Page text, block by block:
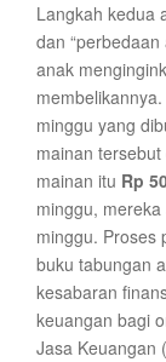
Langkah kedua
dan
anak
minggu yang
mainan
mainan itu Rp
minggu,
minggu. Proses
buku tabungan
kesabaran
keuangan bagi
Jasa Keuangan